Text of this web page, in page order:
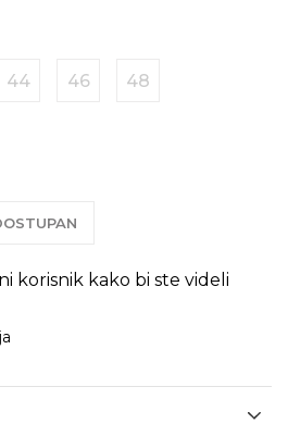
44 46 48
korisnik kako bi ste videli